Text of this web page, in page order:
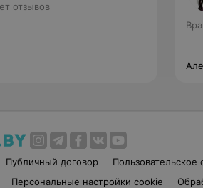
отзывов
Публичный договор Пользовательское
Персональные настройки cookie